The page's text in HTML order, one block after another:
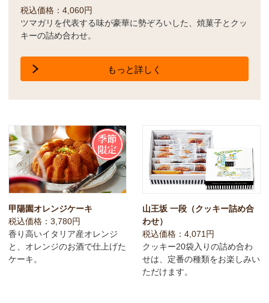
税込価格：4,060円
ツマガリを代表する味が豪華に勢ぞろいした、焼菓子とクッ
キーの詰め合わせ。
もっと詳しく
甲陽園オレンジケーキ
税込価格：3,780円
香り高いイタリア産オレンジ
と、オレンジのお酒で仕上げた
ケーキ。
山王坂 一段（クッキー詰め合
わせ）
税込価格：4,071円
クッキー20袋入りの詰め合わ
せは、定番の種類をお楽しみい
ただけます。